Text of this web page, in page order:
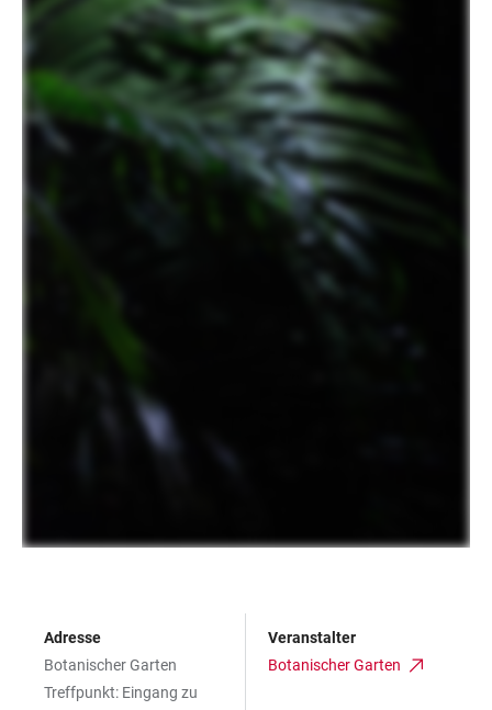
Adresse
Botanischer Garten
Treffpunkt: Eingang zu
Veranstalter
Botanischer Garten